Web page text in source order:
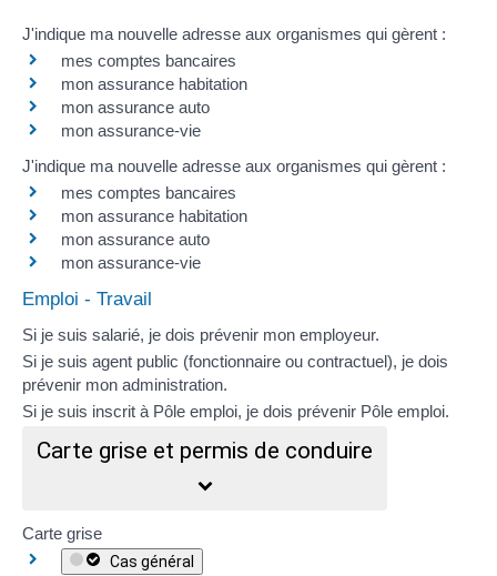
J'indique ma nouvelle adresse aux organismes qui gèrent :
mes comptes bancaires
mon assurance habitation
mon assurance auto
mon assurance-vie
J'indique ma nouvelle adresse aux organismes qui gèrent :
mes comptes bancaires
mon assurance habitation
mon assurance auto
mon assurance-vie
Emploi - Travail
Si je suis salarié, je dois prévenir mon employeur.
Si je suis agent public (fonctionnaire ou contractuel), je dois
prévenir mon administration.
Si je suis inscrit à Pôle emploi, je dois prévenir Pôle emploi.
Carte grise et permis de conduire
Carte grise
Cas général